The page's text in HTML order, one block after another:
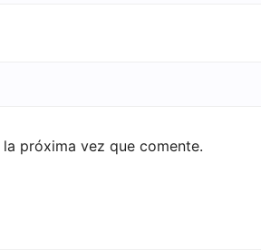
próxima vez que comente.